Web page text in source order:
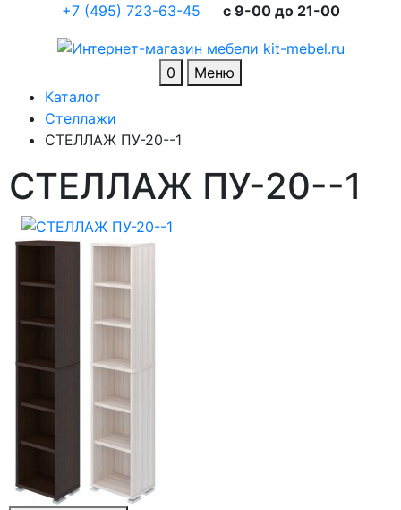
+7 (495) 723-63-45 c 9-00 до 21-00
0
Меню
Каталог
Стеллажи
СТЕЛЛАЖ ПУ-20--1
СТЕЛЛАЖ ПУ-20--1